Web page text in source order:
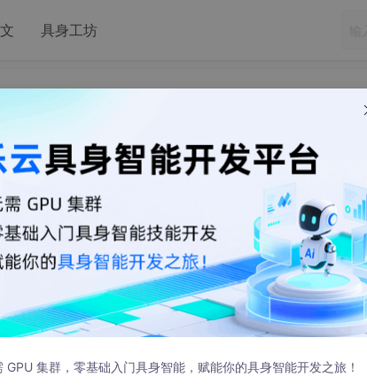
具身工坊
片 LIS3DHTR
一款三轴加速度计。以下是一些具体的应用和参数：
幕旋转、晃动检测和手势识别，以改善用户体验。
GPU 集群，零基础入门具身智能，赋能你的具身智能开发之旅！